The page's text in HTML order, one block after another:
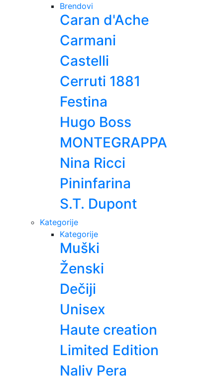
Brendovi
Caran d'Ache
Carmani
Castelli
Cerruti 1881
Festina
Hugo Boss
MONTEGRAPPA
Nina Ricci
Pininfarina
S.T. Dupont
Kategorije
Kategorije
Muški
Ženski
Dečiji
Unisex
Haute creation
Limited Edition
Naliv Pera